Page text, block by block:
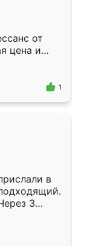
от
цена и
1
в
3